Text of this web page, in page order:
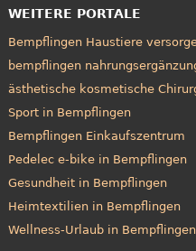
WEITERE PORTALE
Bempflingen Haustiere
bempflingen
ästhetische kosmetische
Sport in Bempflingen
Bempflingen Einkaufszentrum
Pedelec e-bike in Bempflingen
Gesundheit in Bempflingen
Heimtextilien in Bempflingen
Wellness-Urlaub in Bempflingen